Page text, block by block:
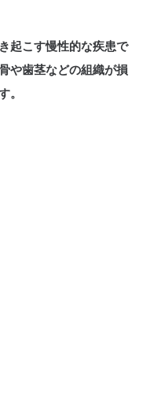
起こす慢性的な疾患で
や歯茎などの組織が損
。